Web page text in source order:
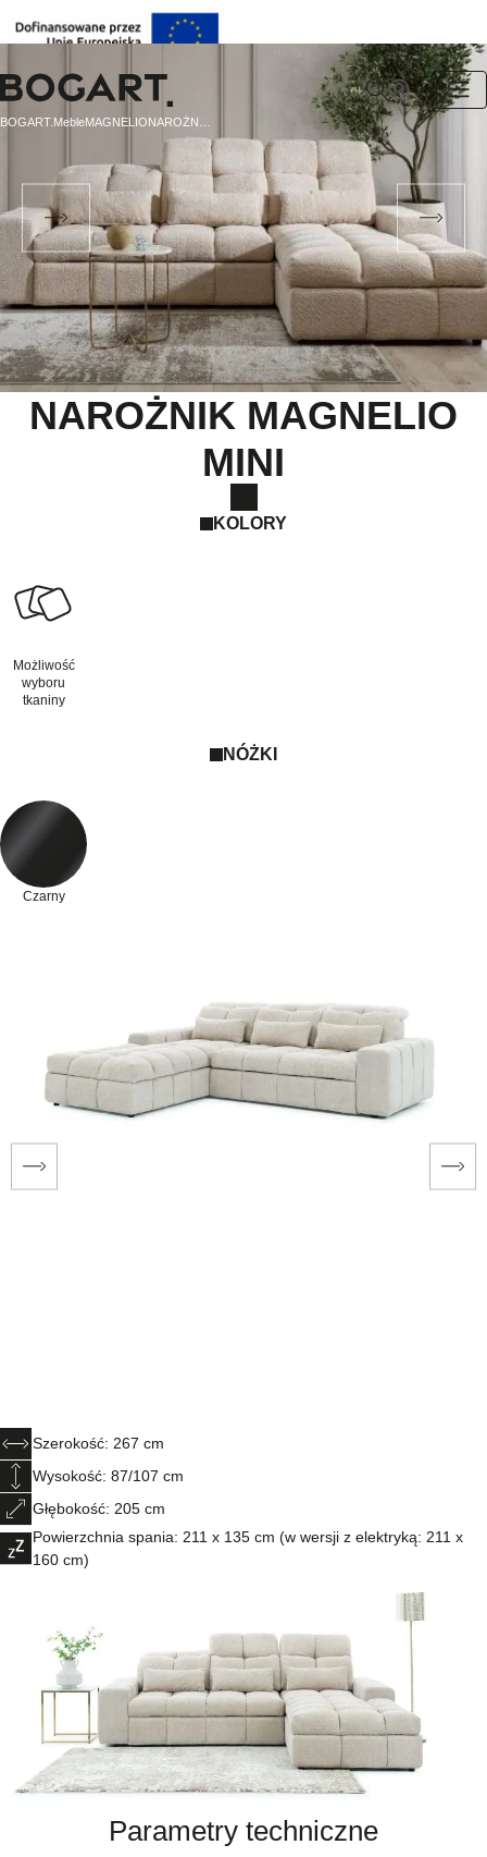
BOGART.
główna
BOGART. MebleMAGNELIO
NAROŻNIK MAGNELIO
MINI
KOLORY
Możliwość
wyboru
tkaniny
NÓŻKI
Czarny
Szerokość: 267 cm
Wysokość: 87/107 cm
Głębokość: 205 cm
Powierzchnia spania: 211 x 135 cm (w wersji z elektryką: 211 x
160 cm)
Parametry techniczne